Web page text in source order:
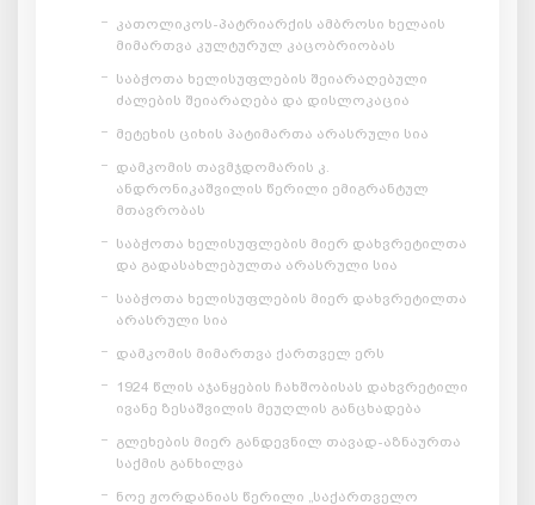
კათოლიკოს-პატრიარქის ამბროსი ხელაის
მიმართვა კულტურულ კაცობრიობას
საბჭოთა ხელისუფლების შეიარაღებული
ძალების შეიარაღება და დისლოკაცია
მეტეხის ციხის პატიმართა არასრული სია
დამკომის თავმჯდომარის კ.
ანდრონიკაშვილის წერილი ემიგრანტულ
მთავრობას
საბჭოთა ხელისუფლების მიერ დახვრეტილთა
და გადასახლებულთა არასრული სია
საბჭოთა ხელისუფლების მიერ დახვრეტილთა
არასრული სია
დამკომის მიმართვა ქართველ ერს
1924 წლის აჯანყების ჩახშობისას დახვრეტილი
ივანე ზესაშვილის მეუღლის განცხადება
გლეხების მიერ განდევნილ თავად-აზნაურთა
საქმის განხილვა
ნოე ჟორდანიას წერილი „საქართველო